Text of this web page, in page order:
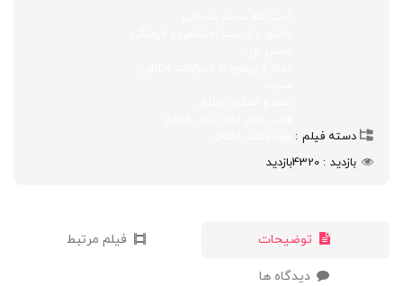
دسته فیلم
بازدید
4320بازدید
توضیحات فیلم مرتبط
دیدگاه ها